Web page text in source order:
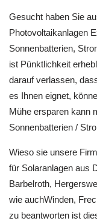
Gesucht haben Sie
Photovoltaikanlagen
Sonnenbatterien,
ist Pünktlichkeit
darauf verlassen,
es Ihnen eignet,
Mühe ersparen kann
Sonnenbatterien /
Wieso sie unsere
für Solaranlagen aus
Barbelroth,
wie auchWinden,
zu beantworten ist